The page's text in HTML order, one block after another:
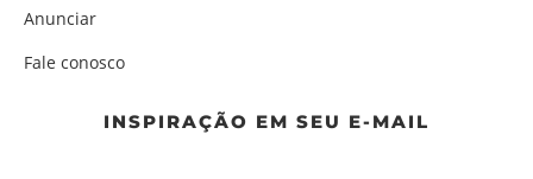
Anunciar
Fale conosco
INSPIRAÇÃO EM SEU E-MAIL